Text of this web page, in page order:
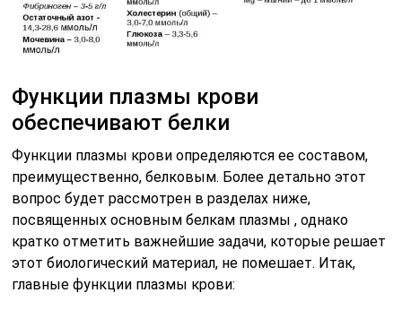
Функции плазмы крови
обеспечивают белки
Функции плазмы крови определяются ее составом,
преимущественно, белковым. Более детально этот
вопрос будет рассмотрен в разделах ниже,
посвященных основным белкам плазмы , однако
кратко отметить важнейшие задачи, которые решает
этот биологический материал, не помешает. Итак,
главные функции плазмы крови: